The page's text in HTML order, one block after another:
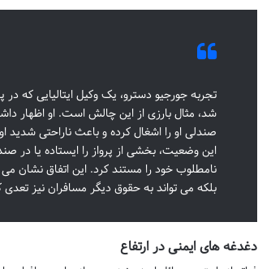
تجربه جورجیو دسترو، یک وکیل ایتالیایی که در
شد، مثال بارزی از این چالش است. او اظهار
این وضعیت، بخشی از پرواز را ایستاده یا
نامطلوب خود را مستند کرد. این اتفاق
بلکه می تواند به حقوق دیگر مسافران نیز تعدی
دغدغه های ایمنی در ارتفاع